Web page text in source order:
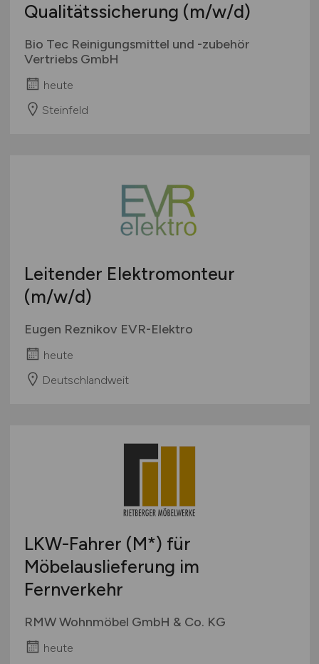
Qualitätssicherung (m/w/d)
Bio Tec Reinigungsmittel und -zubehör
Vertriebs GmbH
heute
Steinfeld
Leitender Elektromonteur
(m/w/d)
Eugen Reznikov EVR-Elektro
heute
Deutschlandweit
LKW-Fahrer (M*) für
Möbelauslieferung im
Fernverkehr
RMW Wohnmöbel GmbH & Co. KG
heute